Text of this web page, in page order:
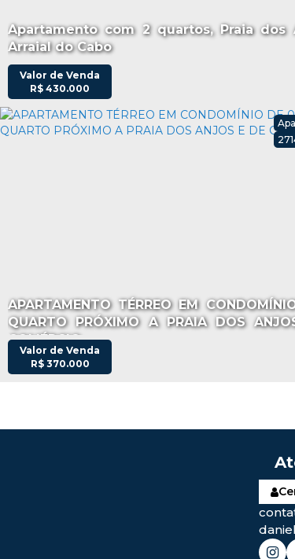
Apartamento com 2 quartos, Praia dos
Arraial do Cabo
R$ 430.000
Valor de Venda
APARTAMENTO TÉRREO EM
QUARTO PRÓXIMO A PRAIA DOS ANJOS
COMÉRCIO
R$370.000
Valor de Venda